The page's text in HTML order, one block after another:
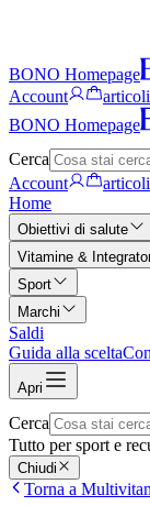
BONO Homepage
Account
BONO Homepage
Cerca
Account
Home
Obiettivi di salute
Vitamine &
Sport
Marchi
Saldi
Guida alla scelta
Apri
Cerca
Tutto per sport e
Chiudi
Torna a